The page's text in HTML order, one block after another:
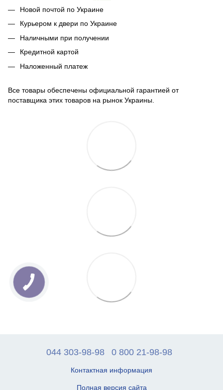
Новой почтой по Украине
Курьером к двери по Украине
Наличными при получении
Кредитной картой
Наложенный платеж
Все товары обеспечены официальной гарантией от
поставщика этих товаров на рынок Украины.
044 303-98-98 0 800 21-98-98
Контактная информация
Полная версия сайта